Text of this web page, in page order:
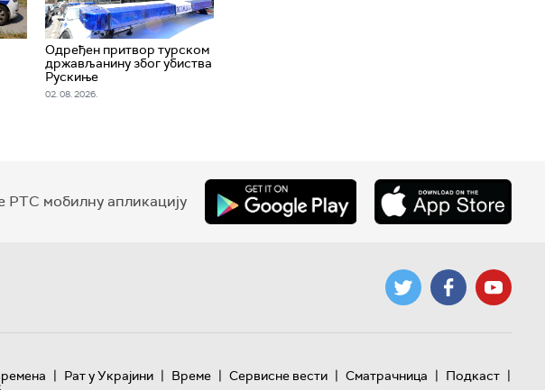
Одређен притвор турском
држављанину због убиства
Рускиње
02. 08. 2026.
РТС мобилну апликацију
| Рат у Украјини | Време | Сервисне вести | Сматрачница | Подкаст |